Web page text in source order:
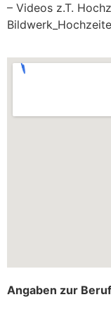
– Videos z.T.
Angaben zur